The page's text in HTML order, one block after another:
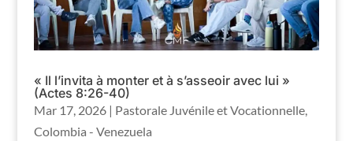
« Il l’invita à monter et à s’asseoir avec lui »
(Actes 8:26-40)
Mar 17, 2026| Pastorale Juvénile et Vocationnelle,
Colombia - Venezuela